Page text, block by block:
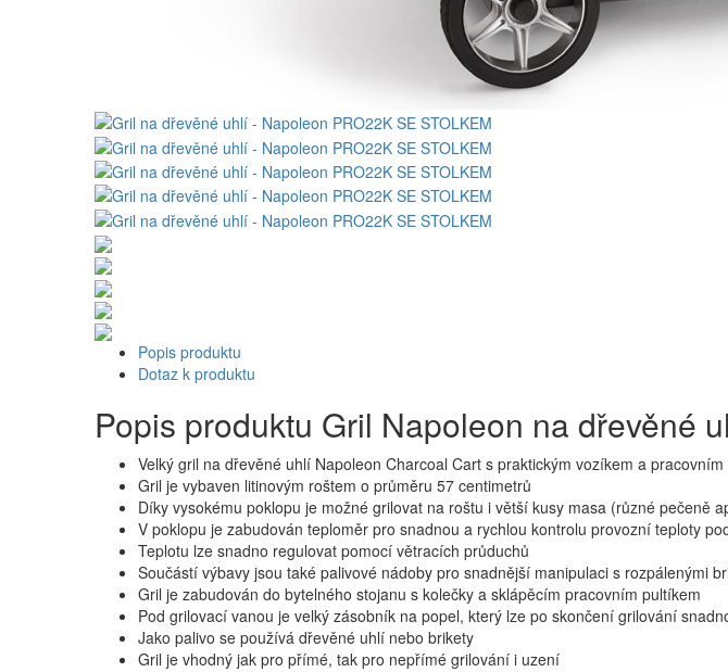
Popis produktu
Dotaz k produktu
Popis produktu Gril Napoleon na dřevěné
Velký gril na dřevěné uhlí Napoleon Charcoal Cart s praktickým vozíkem a
Gril je vybaven litinovým roštem o průměru 57 centimetrů
Díky vysokému poklopu je možné grilovat na roštu i větší kusy masa (různé pečeně
V poklopu je zabudován teploměr pro snadnou a rychlou kontrolu provozní teploty
Teplotu lze snadno regulovat pomocí větracích průduchů
Součástí výbavy jsou také palivové nádoby pro snadnější manipulaci s rozpálenými
Gril je zabudován do bytelného stojanu s kolečky a sklápěcím pracovním pultíkem
Pod grilovací vanou je velký zásobník na popel, který lze po skončení grilování
Jako palivo se používá dřevěné uhlí nebo brikety
Gril je vhodný jak pro přímé, tak pro nepřímé grilování i uzení